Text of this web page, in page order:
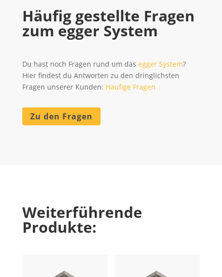
Häufig gestellte Fragen
zum egger System
Du hast noch Fragen rund um das egger System?
Hier findest du Antworten zu den dringlichsten
Fragen unserer Kunden: Häufige Fragen
Zu den Fragen
Weiterführende
Produkte: